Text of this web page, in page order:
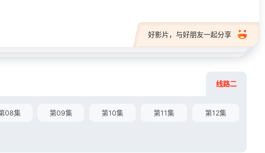
好影片，与好朋友一起分享
线路二
08集 第09集 第10集 第11集 第12集